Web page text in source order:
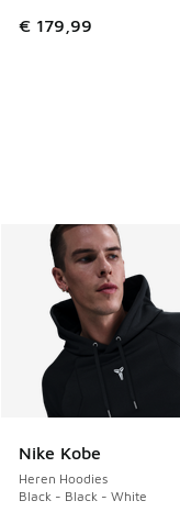
€ 179,99
Nike Kobe
Heren Hoodies
Black - Black - White